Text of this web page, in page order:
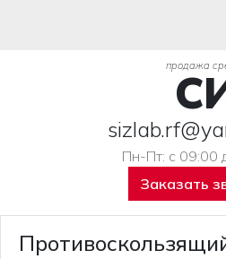
продажа
Пн-Пт: с 09:00
Заказать